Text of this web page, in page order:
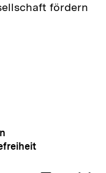
fördern